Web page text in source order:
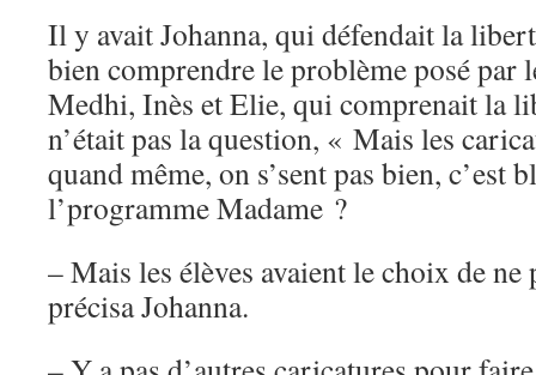
Il y avait Johanna, qui défendait la
bien comprendre le problème posé par
Medhi, Inès et Elie, qui comprenait la
n’était pas la question, « Mais les
quand même, on s’sent pas bien, c’est
l’programme Madame ?
– Mais les élèves avaient le choix de ne
précisa Johanna.